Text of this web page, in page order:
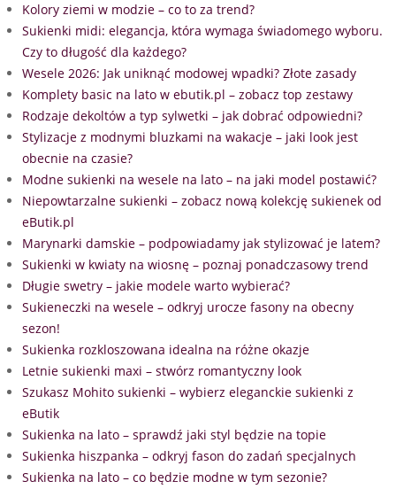
Kolory ziemi w modzie – co to za trend?
Sukienki midi: elegancja, która wymaga świadomego wyboru.
Czy to długość dla każdego?
Wesele 2026: Jak uniknąć modowej wpadki? Złote zasady
Komplety basic na lato w ebutik.pl – zobacz top zestawy
Rodzaje dekoltów a typ sylwetki – jak dobrać odpowiedni?
Stylizacje z modnymi bluzkami na wakacje – jaki look jest
obecnie na czasie?
Modne sukienki na wesele na lato – na jaki model postawić?
Niepowtarzalne sukienki – zobacz nową kolekcję sukienek od
eButik.pl
Marynarki damskie – podpowiadamy jak stylizować je latem?
Sukienki w kwiaty na wiosnę – poznaj ponadczasowy trend
Długie swetry – jakie modele warto wybierać?
Sukieneczki na wesele – odkryj urocze fasony na obecny
sezon!
Sukienka rozkloszowana idealna na różne okazje
Letnie sukienki maxi – stwórz romantyczny look
Szukasz Mohito sukienki – wybierz eleganckie sukienki z
eButik
Sukienka na lato – sprawdź jaki styl będzie na topie
Sukienka hiszpanka – odkryj fason do zadań specjalnych
Sukienka na lato – co będzie modne w tym sezonie?